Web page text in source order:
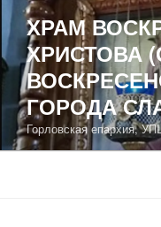
Перейти
содержимому
ХРАМ
ХРИСТОВА
ГОРОДА
Горловская епархия,